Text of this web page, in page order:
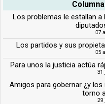
Los problemas le estallan a
07
Los partidos y sus
05
Para unos la justicia actúa
31
Amigos para gobernar ¿y
torno
29